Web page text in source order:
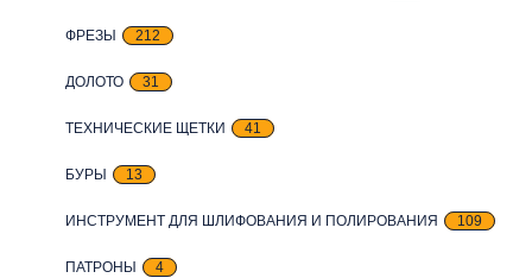
ФРЕЗЫ 212
ДОЛОТО 31
ТЕХНИЧЕСКИЕ ЩЕТКИ 41
БУРЫ 13
ИНСТРУМЕНТ ДЛЯ ШЛИФОВАНИЯ И ПОЛИРОВАНИЯ 109
ПАТРОНЫ 4